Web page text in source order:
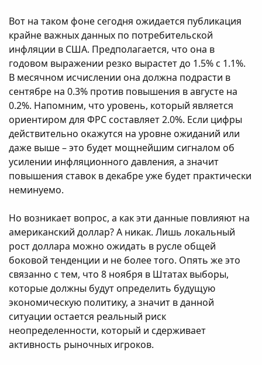
Вот на таком фоне сегодня ожидается публикация
крайне важных данных по потребительской
инфляции в США. Предполагается, что она в
годовом выражении резко вырастет до 1.5% с 1.1%.
В месячном исчислении она должна подрасти в
сентябре на 0.3% против повышения в августе на
0.2%. Напомним, что уровень, который является
ориентиром для ФРС составляет 2.0%. Если цифры
действительно окажутся на уровне ожиданий или
даже выше – это будет мощнейшим сигналом об
усилении инфляционного давления, а значит
повышения ставок в декабре уже будет практически
неминуемо.
Но возникает вопрос, а как эти данные повлияют на
американский доллар? А никак. Лишь локальный
рост доллара можно ожидать в русле общей
боковой тенденции и не более того. Опять же это
связанно с тем, что 8 ноября в Штатах выборы,
которые должны будут определить будущую
экономическую политику, а значит в данной
ситуации остается реальный риск
неопределенности, который и сдерживает
активность рыночных игроков.